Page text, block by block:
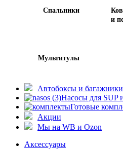
Спальники
и
Мультитулы
Автобоксы и багажники
Насосы для SUP
Готовые
Акции
Мы на WB и Ozon
Аксессуары